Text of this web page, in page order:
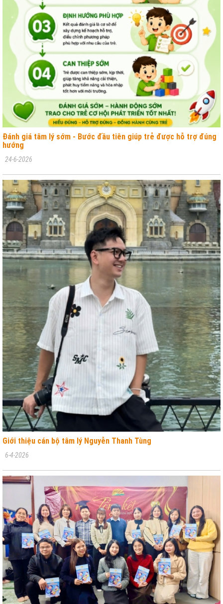
Đánh giá tâm lý sớm - Bước đầu tiên giúp trẻ được hỗ trợ đúng
hướng
24-6-2026
Giới thiệu cán bộ tâm lý Nguyễn Thanh Tùng
6-4-2026